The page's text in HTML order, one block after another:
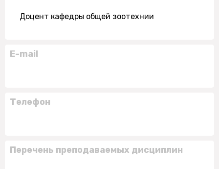
Доцент кафедры общей зоотехнии
E-mail
Телефон
Перечень преподаваемых дисциплин